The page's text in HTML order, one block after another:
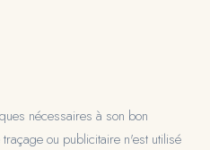
nécessaires à son bon
ou publicitaire n'est utilisé